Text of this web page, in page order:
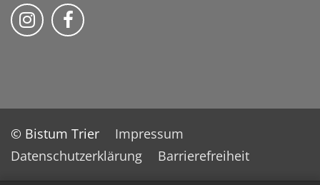
Bistum Trier auf Instragram
Bistum Trier auf Facebook
© Bistum Trier
Impressum
Datenschutzerklärung
Barrierefreiheit